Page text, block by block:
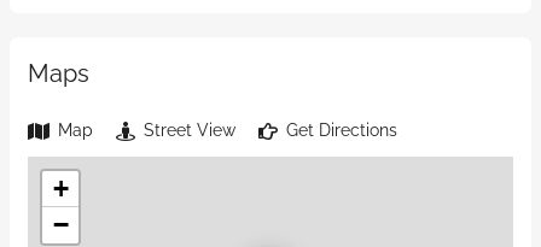
Maps
Map Street View Get Directions
+
−